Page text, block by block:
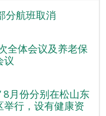
分航班取消
全体会议及养老保
议
8月份分别在松山东
行，设有健康资